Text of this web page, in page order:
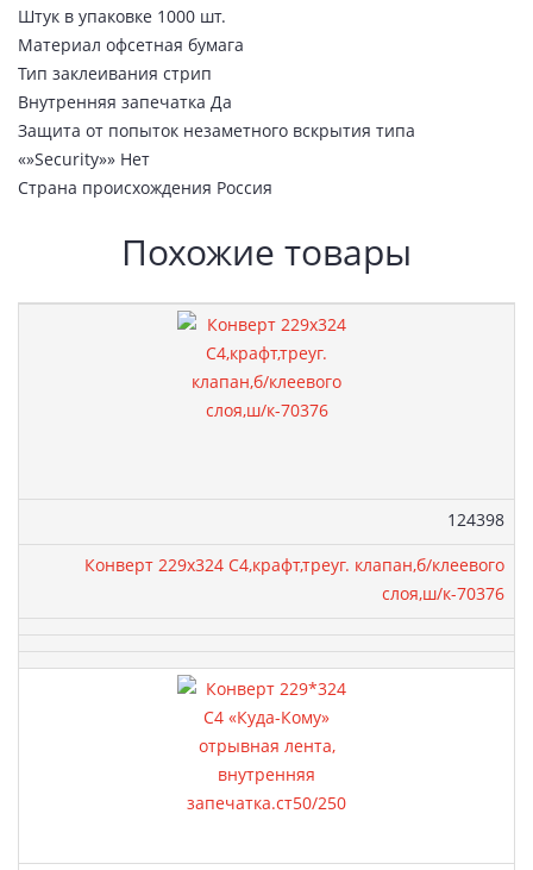
Штук в упаковке 1000 шт.
Материал офсетная бумага
Тип заклеивания стрип
Внутренняя запечатка Да
Защита от попыток незаметного вскрытия типа
«»Security»» Нет
Страна происхождения Россия
Похожие товары
Артикул:
124398
Конверт 229х324 С4,крафт,треуг. клапан,б/клеевого
слоя,ш/к-70376